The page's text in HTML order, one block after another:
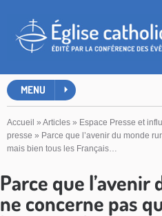
MENU
Accueil » Articles » Espace Presse et
presse » Parce que l’avenir du monde
mais bien tous les Français…
Parce que
ne concerne pas